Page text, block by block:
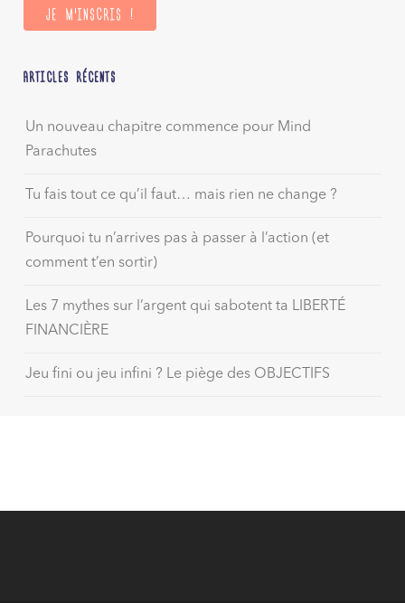
ARTICLES RÉCENTS
Un nouveau chapitre commence pour Mind
Parachutes
Tu fais tout ce qu’il faut… mais rien ne change ?
Pourquoi tu n’arrives pas à passer à l’action (et
comment t’en sortir)
Les 7 mythes sur l’argent qui sabotent ta LIBERTÉ
FINANCIÈRE
Jeu fini ou jeu infini ? Le piège des OBJECTIFS